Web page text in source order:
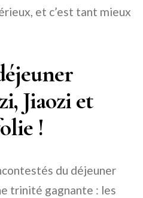
et c’est tant mieux
Jiaozi et
!
du déjeuner
trinité gagnante : les